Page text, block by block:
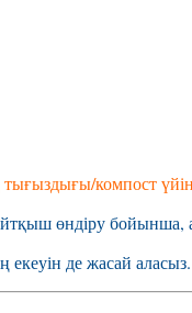
компост
өндіру
де жасай